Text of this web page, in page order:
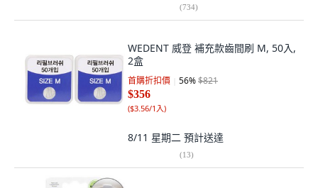
(734)
WEDENT 威登 補充款齒間刷 M, 50入,
2盒
首購折扣價 56%$821
$356
($3.56/1入)
8/11 星期二 預計送達
(13)